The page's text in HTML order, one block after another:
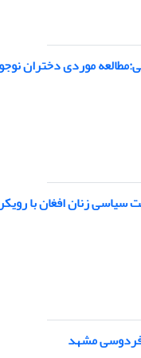
موردی دختران
زنان افغان با
فردوسی مشهد